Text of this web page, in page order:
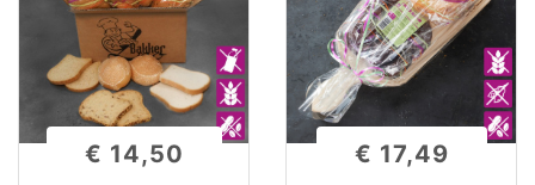
€ 14,50 € 17,49